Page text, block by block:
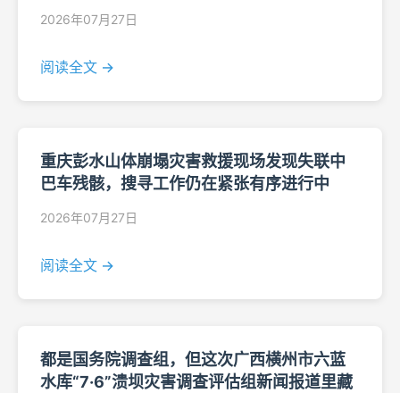
2026年07月27日
阅读全文 →
重庆彭水山体崩塌灾害救援现场发现失联中
巴车残骸，搜寻工作仍在紧张有序进行中
2026年07月27日
阅读全文 →
都是国务院调查组，但这次广西横州市六蓝
水库“7·6”溃坝灾害调查评估组新闻报道里藏